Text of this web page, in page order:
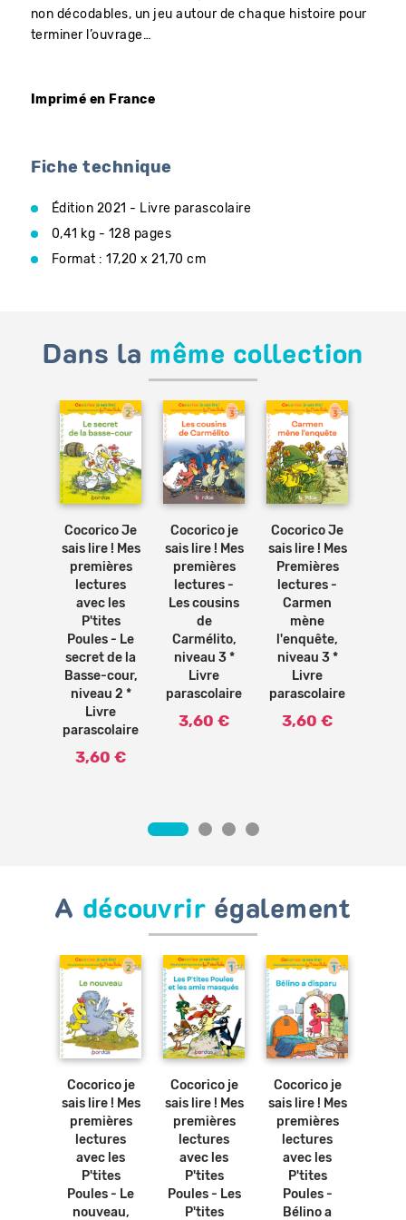
non décodables, un jeu autour de chaque histoire pour
terminer l’ouvrage…
Imprimé en France
Fiche technique
Édition 2021 - Livre parascolaire
0,41 kg - 128 pages
Format : 17,20 x 21,70 cm
Dans la même collection
Ajouter
au
Cocorico Je
sais lire ! Mes
premières
lectures
avec les
P'tites
Poules - Le
secret de la
Basse-cour,
niveau 2 *
Livre
parascolaire
3,60 €
Ajouter
au
Cocorico je
sais lire ! Mes
premières
lectures -
Les cousins
de
Carmélito,
niveau 3 *
Livre
parascolaire
3,60 €
Ajouter
au
Cocorico Je
sais lire ! Mes
Premières
lectures -
Carmen
mène
l'enquête,
niveau 3 *
Livre
parascolaire
3,60 €
A découvrir également
Ajouter
au
Cocorico je
sais lire ! Mes
premières
lectures
avec les
P'tites
Poules - Le
nouveau,
Ajouter
au
Cocorico je
sais lire ! Mes
premières
lectures
avec les
P'tites
Poules - Les
P'tites
Ajouter
au
Cocorico je
sais lire ! Mes
premières
lectures
avec les
P'tites
Poules -
Bélino a